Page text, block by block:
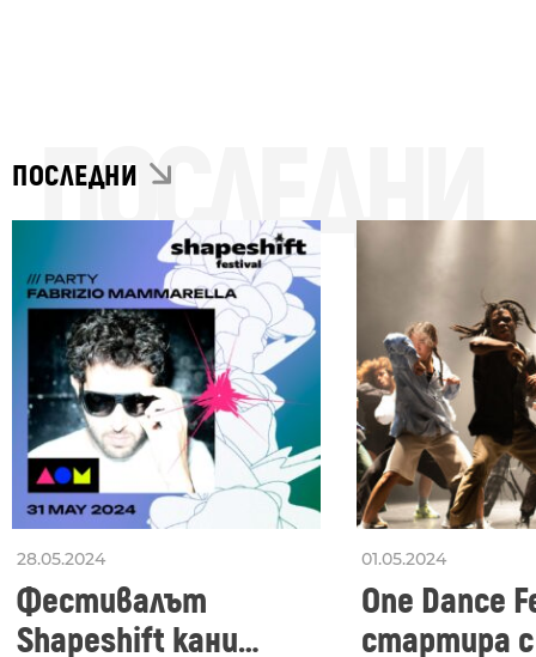
ПОСЛЕДНИ
ПОСЛЕДНИ
28.05.2024
Фестивалът
Shapeshift кани
01.05.2024
One Dance
стартира